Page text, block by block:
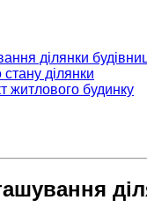
ділянки
ділянки
житлового будинку